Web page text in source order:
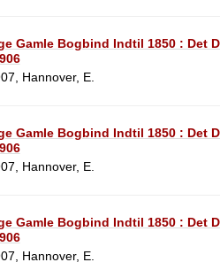
Gamle Bogbind Indtil 1850 : Det
Hannover, E.
Gamle Bogbind Indtil 1850 : Det
Hannover, E.
Gamle Bogbind Indtil 1850 : Det
Hannover, E.